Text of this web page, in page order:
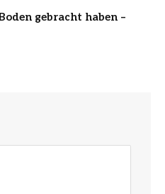
gebracht haben –